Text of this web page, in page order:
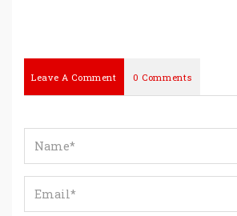
Leave A Comment 0 Comments